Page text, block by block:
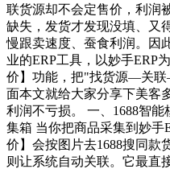
联货源却不会定售价，利润
缺失，发货才发现没填、又
慢跟卖速度、蚕食利润。因
业的ERP工具，以妙手ERP
价】功能，把"找货源—关
面本文就给大家分享下美客
利润不亏损。 一、1688智
集箱 当你把商品采集到妙手
价】会按图片去1688搜同款
则让系统自动关联。它最直